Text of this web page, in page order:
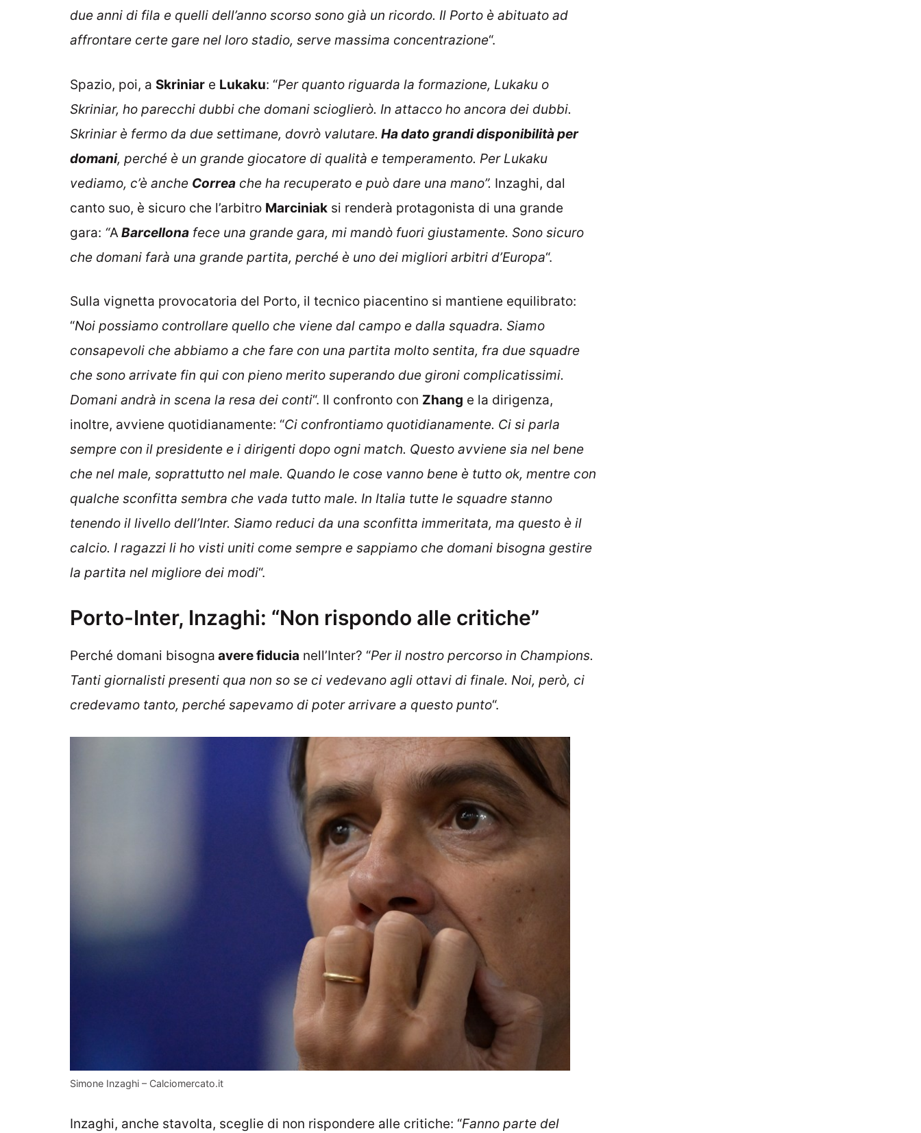
due anni di fila e quelli dell’anno scorso sono già un ricordo. Il Porto è abituato ad
affrontare certe gare nel loro stadio, serve massima concentrazione“.
Spazio, poi, a Skriniar e Lukaku: “Per quanto riguarda la formazione, Lukaku o
Skriniar, ho parecchi dubbi che domani scioglierò. In attacco ho ancora dei dubbi.
Skriniar è fermo da due settimane, dovrò valutare. Ha dato grandi disponibilità per
domani, perché è un grande giocatore di qualità e temperamento. Per Lukaku
vediamo, c’è anche Correa che ha recuperato e può dare una mano”. Inzaghi, dal
canto suo, è sicuro che l’arbitro Marciniak si renderà protagonista di una grande
gara: “ABarcellona fece una grande gara, mi mandò fuori giustamente. Sono sicuro
che domani farà una grande partita, perché è uno dei migliori arbitri d’Europa“.
Sulla vignetta provocatoria del Porto, il tecnico piacentino si mantiene equilibrato:
“Noi possiamo controllare quello che viene dal campo e dalla squadra. Siamo
consapevoli che abbiamo a che fare con una partita molto sentita, fra due squadre
che sono arrivate fin qui con pieno merito superando due gironi complicatissimi.
Domani andrà in scena la resa dei conti“. Il confronto con Zhang e la dirigenza,
inoltre, avviene quotidianamente: “Ci confrontiamo quotidianamente. Ci si parla
sempre con il presidente e i dirigenti dopo ogni match. Questo avviene sia nel bene
che nel male, soprattutto nel male. Quando le cose vanno bene è tutto ok, mentre con
qualche sconfitta sembra che vada tutto male. In Italia tutte le squadre stanno
tenendo il livello dell’Inter. Siamo reduci da una sconfitta immeritata, ma questo è il
calcio. I ragazzi li ho visti uniti come sempre e sappiamo che domani bisogna gestire
la partita nel migliore dei modi“.
Porto-Inter, Inzaghi: “Non rispondo alle critiche”
Perché domani bisogna avere fiducia nell’Inter? “Per il nostro percorso in Champions.
Tanti giornalisti presenti qua non so se ci vedevano agli ottavi di finale. Noi, però, ci
credevamo tanto, perché sapevamo di poter arrivare a questo punto“.
Simone Inzaghi – Calciomercato.it
Inzaghi, anche stavolta, sceglie di non rispondere alle critiche: “Fanno parte del